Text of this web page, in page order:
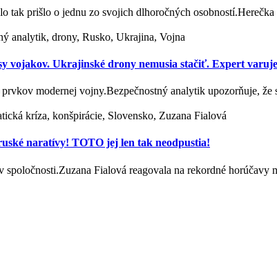
tak prišlo o jednu zo svojich dlhoročných
analytik, drony, Rusko, Ukrajina, Vojna
vojakov. Ukrajinské drony nemusia stačiť. Expert
modernej vojny.Bezpečnostný analytik upozorňuje, že
kríza, konšpirácie, Slovensko, Zuzana Fialová
naratívy! TOTO jej len tak neodpustia!
Fialová reagovala na rekordné